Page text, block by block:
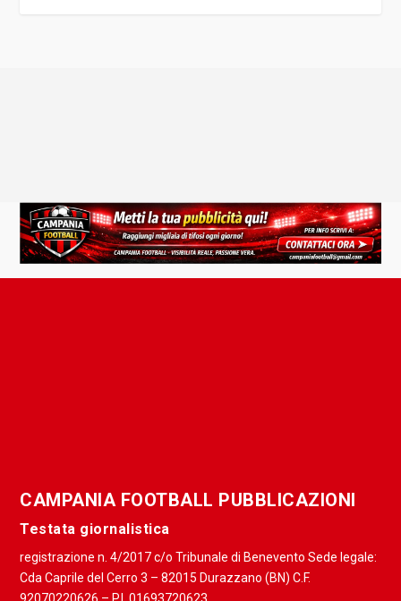
CAMPANIA FOOTBALL PUBBLICAZIONI
Testata giornalistica
registrazione n. 4/2017 c/o Tribunale di Benevento Sede legale:
Cda Caprile del Cerro 3 – 82015 Durazzano (BN) C.F.